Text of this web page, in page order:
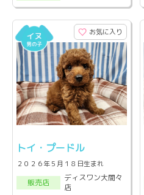
お気に入り
トイ・プードル
２０２６年５月１８日生まれ
販売店
ディスワン大間々
店